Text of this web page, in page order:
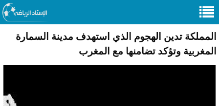
المملكة تدين الهجوم الذي استهدف مدينة السمارة
المغربية وتؤكد تضامنها مع المغرب